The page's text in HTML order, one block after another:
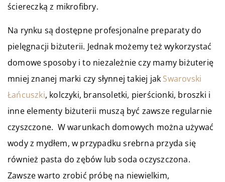
ściereczką z mikrofibry.
Na rynku są dostępne profesjonalne preparaty do
pielęgnacji biżuterii. Jednak możemy też wykorzystać
domowe sposoby i to niezależnie czy mamy biżuterię
mniej znanej marki czy słynnej takiej jak Swarovski
Łańcuszki, kolczyki, bransoletki, pierścionki, broszki i
inne elementy biżuterii muszą być zawsze regularnie
czyszczone. W warunkach domowych można używać
wody z mydłem, w przypadku srebrna przyda się
również pasta do zębów lub soda oczyszczona.
Zawsze warto zrobić próbę na niewielkim,